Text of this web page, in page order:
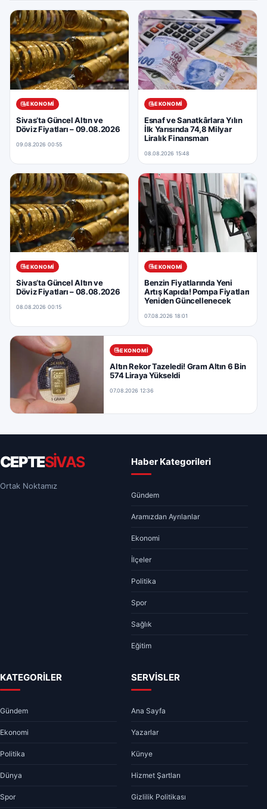
EKONOMI
Sivas’ta Güncel Altın ve
Döviz Fiyatları – 09.08.2026
09.08.2026 00:55
EKONOMI
Esnaf ve Sanatkârlara Yılın
İlk Yarısında 74,8 Milyar
Liralık Finansman
08.08.2026 15:48
EKONOMI
Sivas’ta Güncel Altın ve
Döviz Fiyatları – 08.08.2026
08.08.2026 00:15
EKONOMI
Benzin Fiyatlarında Yeni
Artış Kapıda! Pompa Fiyatları
Yeniden Güncellenecek
07.08.2026 18:01
EKONOMI
Altın Rekor Tazeledi! Gram Altın 6 Bin
574 Liraya Yükseldi
07.08.2026 12:36
CEPTESİVAS
Ortak Noktamız
Haber Kategorileri
Gündem
Aramızdan Ayrılanlar
Ekonomi
İlçeler
Politika
Spor
Sağlık
Eğitim
KATEGORİLER
Gündem
Ekonomi
Politika
Dünya
Spor
SERVİSLER
Ana Sayfa
Yazarlar
Künye
Hizmet Şartları
Gizlilik Politikası